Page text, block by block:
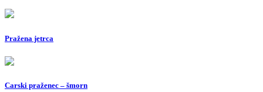
Pražena jetrca
Carski praženec – šmorn